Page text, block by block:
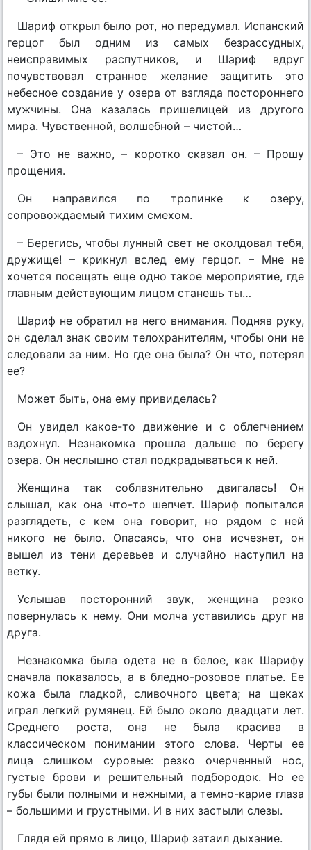
Шариф открыл было рот, но передумал. Испанский
герцог был одним из самых безрассудных,
неисправимых распутников, и Шариф вдруг
почувствовал странное желание защитить это
небесное создание у озера от взгляда постороннего
мужчины. Она казалась пришелицей из другого
мира. Чувственной, волшебной – чистой…
– Это не важно, – коротко сказал он. – Прошу
прощения.
Он направился по тропинке к озеру,
сопровождаемый тихим смехом.
– Берегись, чтобы лунный свет не околдовал тебя,
дружище! – крикнул вслед ему герцог. – Мне не
хочется посещать еще одно такое мероприятие, где
главным действующим лицом станешь ты…
Шариф не обратил на него внимания. Подняв руку,
он сделал знак своим телохранителям, чтобы они не
следовали за ним. Но где она была? Он что, потерял
ее?
Может быть, она ему привиделась?
Он увидел какое-то движение и с облегчением
вздохнул. Незнакомка прошла дальше по берегу
озера. Он неслышно стал подкрадываться к ней.
Женщина так соблазнительно двигалась! Он
слышал, как она что-то шепчет. Шариф попытался
разглядеть, с кем она говорит, но рядом с ней
никого не было. Опасаясь, что она исчезнет, он
вышел из тени деревьев и случайно наступил на
ветку.
Услышав посторонний звук, женщина резко
повернулась к нему. Они молча уставились друг на
друга.
Незнакомка была одета не в белое, как Шарифу
сначала показалось, а в бледно-розовое платье. Ее
кожа была гладкой, сливочного цвета; на щеках
играл легкий румянец. Ей было около двадцати лет.
Среднего роста, она не была красива в
классическом понимании этого слова. Черты ее
лица слишком суровые: резко очерченный нос,
густые брови и решительный подбородок. Но ее
губы были полными и нежными, а темно-карие глаза
– большими и грустными. И в них застыли слезы.
Глядя ей прямо в лицо, Шариф затаил дыхание.